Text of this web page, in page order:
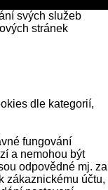
svých služeb
stránek
dle kategorií,
fungování
a nemohou být
odpovědné mj. za
zákaznickému účtu,